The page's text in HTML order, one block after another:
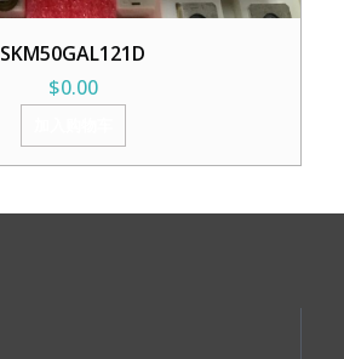
SKM50GAL121D
$0.00